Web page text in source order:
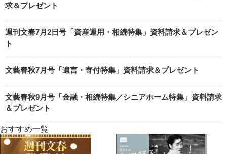
求＆プレゼント
週刊文春7月2日号「資産運用・相続特集」資料請求＆プレゼン
ト
文藝春秋7月号「遺言・寄付特集」資料請求＆プレゼント
文藝春秋9月号「金融・相続特集／シニアホーム特集」資料請求
＆プレゼント
おすすめ一覧